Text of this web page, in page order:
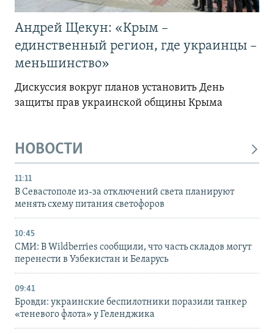
Андрей Щекун: «Крым –
единственный регион, где украинцы –
меньшинство»
Дискуссия вокруг планов установить День
защиты прав украинской общины Крыма
НОВОСТИ
11:11
В Севастополе из-за отключений света планируют
менять схему питания светофоров
10:45
СМИ: В Wildberries сообщили, что часть складов могут
перенести в Узбекистан и Беларусь
09:41
Бровди: украинские беспилотники поразили танкер
«теневого флота» у Геленджика